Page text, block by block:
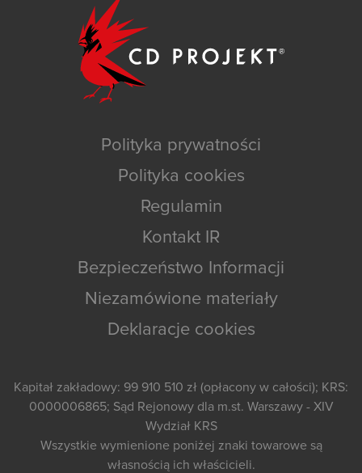
Polityka prywatności
Polityka cookies
Regulamin
Kontakt IR
Bezpieczeństwo Informacji
Niezamówione materiały
Deklaracje cookies
Kapitał zakładowy: 99 910 510 zł (opłacony w całości); KRS:
0000006865; Sąd Rejonowy dla m.st. Warszawy - XIV
Wydział KRS
Wszystkie wymienione poniżej znaki towarowe są
własnością ich właścicieli.